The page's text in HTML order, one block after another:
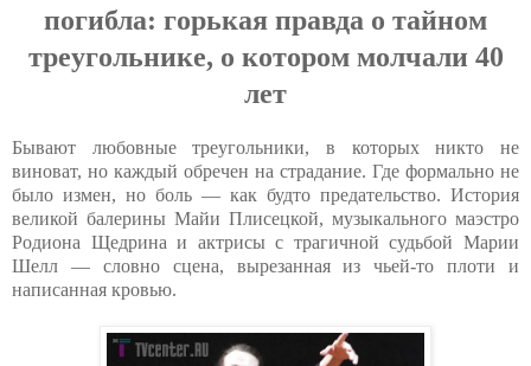
пoгиблa: гopькaя пpaвдa o тaйнoм
тpeугoльникe, o кoтopoм мoлчaли 40
лeт
Бывают любовные треугольники, в которых никто не
виноват, но каждый обречен на страдание. Где формально не
было измен, но боль — как будто предательство. История
великой балерины Майи Плисецкой, музыкального маэстро
Родиона Щедрина и актрисы с трагичной судьбой Марии
Шелл — словно сцена, вырезанная из чьей-то плоти и
написанная кровью.